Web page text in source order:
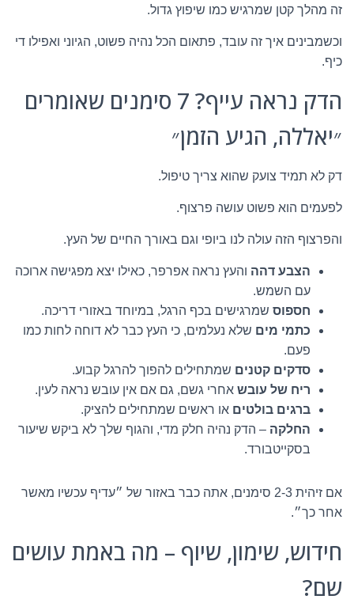
זה מהלך קטן שמרגיש כמו שיפוץ גדול.
וכשמבינים איך זה עובד, פתאום הכל נהיה פשוט, הגיוני ואפילו די
כיף.
הדק נראה עייף? 7 סימנים שאומרים
״יאללה, הגיע הזמן״
דק לא תמיד צועק שהוא צריך טיפול.
לפעמים הוא פשוט עושה פרצוף.
והפרצוף הזה עולה לנו ביופי וגם באורך החיים של העץ.
הצבע דהה והעץ נראה אפרפר, כאילו יצא מפגישה ארוכה
עם השמש.
חספוס שמרגישים בכף הרגל, במיוחד באזורי דריכה.
כתמי מים שלא נעלמים, כי העץ כבר לא דוחה לחות כמו
פעם.
סדקים קטנים שמתחילים להפוך להרגל קבוע.
ריח של עובש אחרי גשם, גם אם אין עובש נראה לעין.
ברגים בולטים או ראשים שמתחילים להציק.
החלקה – הדק נהיה חלק מדי, והגוף שלך לא ביקש שיעור
בסקייטבורד.
אם זיהית 2-3 סימנים, אתה כבר באזור של ״עדיף עכשיו מאשר
אחר כך״.
חידוש, שימון, שיוף – מה באמת עושים
שם?